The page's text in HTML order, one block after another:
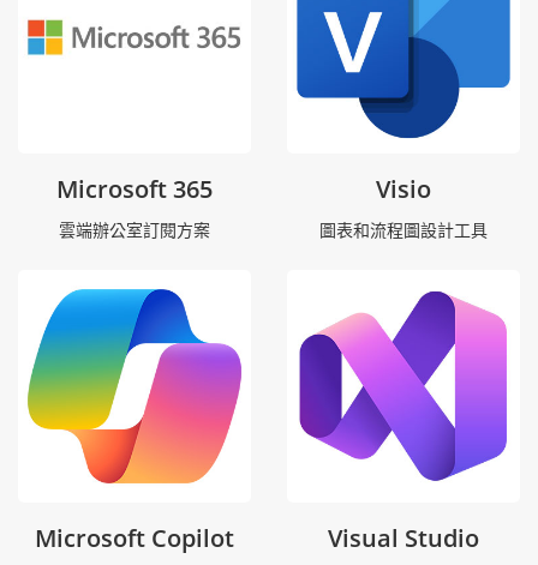
Microsoft 365
雲端辦公室訂閱方案
Visio
圖表和流程圖設計工具
Microsoft Copilot Visual Studio